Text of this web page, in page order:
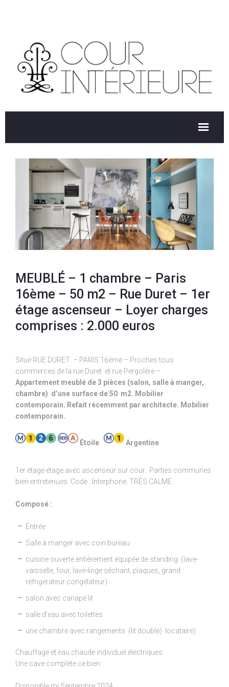
MEUBLÉ – 1 chambre – Paris
16ème – 50 m2 – Rue Duret – 1er
étage ascenseur – Loyer charges
comprises : 2.000 euros
Situé RUE DURET – PARIS 16ème – Proches tous
commerces de la rue Duret et rue Pergolère –
Appartement meublé de 3 pièces (salon, salle à manger,
chambre) d’une surface de 50 m2. Mobilier
contemporain. Refait récemment par architecte. Mobilier
contemporain.
Étoile Argentine
1er étage étage avec ascenseur sur cour. Parties communes
bien entretenues. Code . Interphone. TRÈS CALME.
Composé :
Entrée
Salle à manger avec coin bureau
cuisine ouverte entièrement équipée de standing (lave-
vaisselle, four, lave-linge séchant, plaques, grand
réfrigérateur congélateur)
salon avec canapé lit
salle d’eau avec toilettes
une chambre avec rangements (lit double) locataire)
Chauffage et eau chaude individuel électriques.
Une cave complète ce bien.